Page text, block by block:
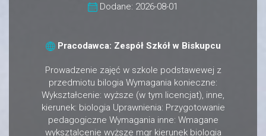
Dodane: 2026-08-01
Pracodawca: Zespół Szkół w Biskupcu
Prowadzenie zajęć w szkole podstawewej z
przedmiotu bilogia Wymagania konieczne:
Wykształcenie: wyższe (w tym licencjat), inne,
kierunek: biologia Uprawnienia: Przygotowanie
pedagogiczne Wymagania inne: Wmagane
wyksztalcenie wyższe mgr kierunek biologia